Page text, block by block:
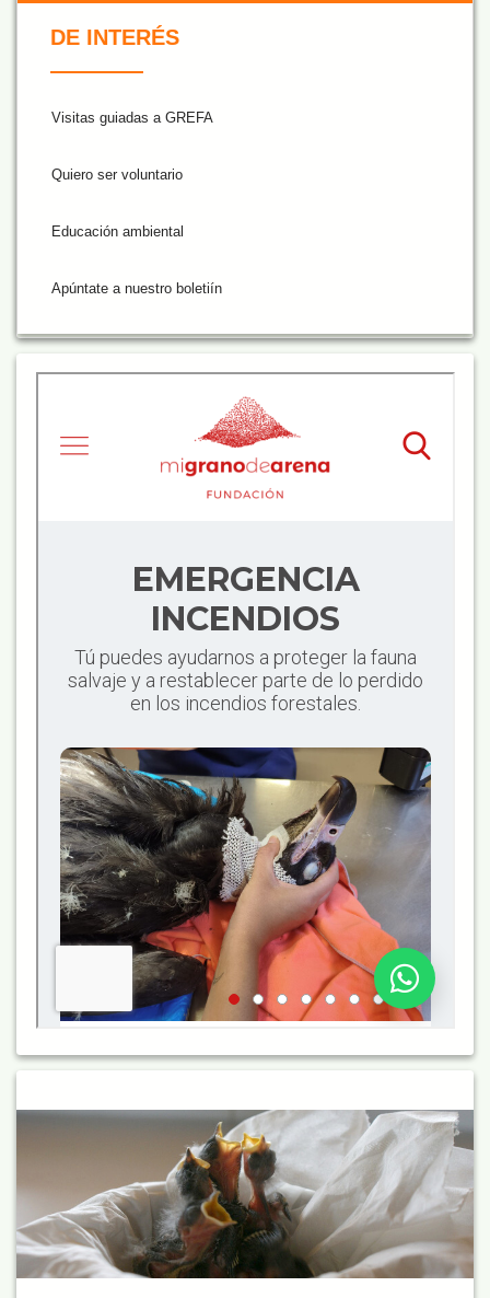
De Interés NARANJA
DE INTERÉS
Visitas guiadas a GREFA
Quiero ser voluntario
Educación ambiental
Apúntate a nuestro boletiín